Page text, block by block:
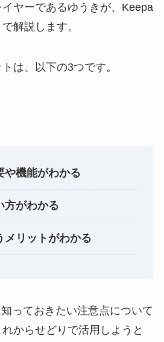
ヤーであるゆうきが、Keepa
解説します。
は、以下の3つです。
や機能がわかる
方がわかる
メリットがわかる
っておきたい注意点について
からせどりで活用しようと